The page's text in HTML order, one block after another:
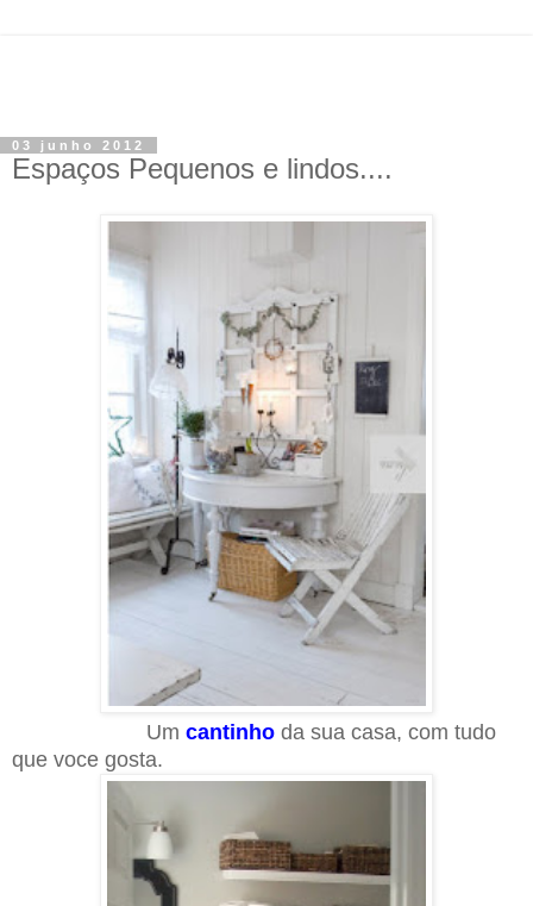
03 junho 2012
Espaços Pequenos e lindos....
Um cantinho da sua casa, com tudo
que voce gosta.